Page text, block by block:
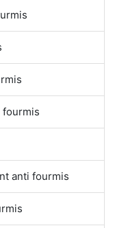
fourmis
anti fourmis